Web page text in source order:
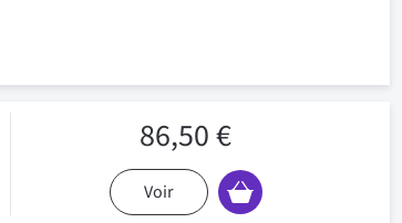
86,50 €
Voir